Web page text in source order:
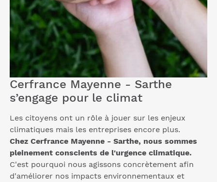
Cerfrance Mayenne - Sarthe
s’engage pour le climat
Les citoyens ont un rôle à jouer sur les enjeux
climatiques mais les entreprises encore plus.
Chez Cerfrance Mayenne - Sarthe, nous sommes
pleinement conscients de l'urgence climatique.
C'est pourquoi nous agissons concrètement afin
d'améliorer nos impacts environnementaux et